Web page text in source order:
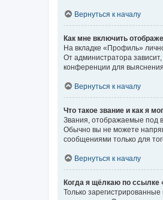
Вернуться к началу
Как мне включить
На вкладке «Профиль»
От администратора
конференции для
Вернуться к началу
Что такое звание и как я
Звания, отображаемые под
Обычно вы не можете
сообщениями только для
Вернуться к началу
Когда я щёлкаю по ссылке
Только